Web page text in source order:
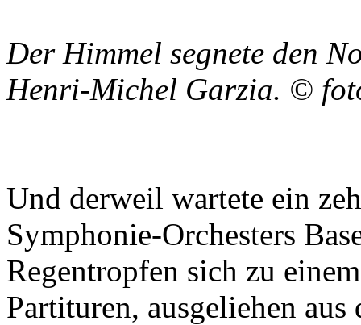
Der Himmel segnete den
Henri-Michel Garzia. ©
Und derweil wartete ein
Symphonie-Orchesters
Regentropfen sich zu
Partituren, ausgeliehen